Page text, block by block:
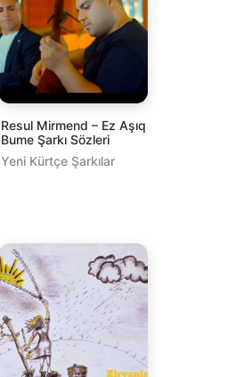
Resul Mirmend – Ez Aşıq
Bume Şarkı Sözleri
Yeni Kürtçe Şarkılar